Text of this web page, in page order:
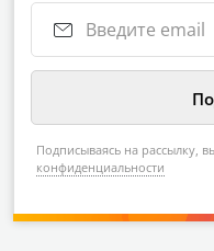
Подписываясь на рассылку,
конфиденциальности